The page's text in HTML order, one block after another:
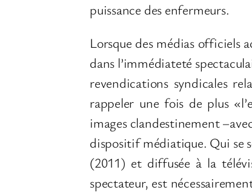
puissance des enfermeurs.
Lorsque des médias officiels
dans l’immédiateté
revendications syndicales
rappeler une fois de plus
images clandestinement
dispositif médiatique. Qui se
(2011) et diffusée à la
spectateur, est